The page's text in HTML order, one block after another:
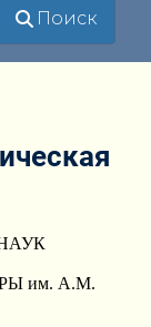
Поиск
им. А.М.